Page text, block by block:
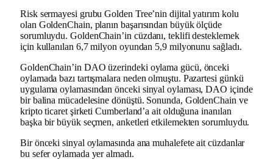
Risk sermayesi grubu Golden Tree’nin dijital yatırım kolu
olan GoldenChain, planın başarısından büyük ölçüde
sorumluydu. GoldenChain’in cüzdanı, teklifi desteklemek
için kullanılan 6,7 milyon oyundan 5,9 milyonunu sağladı.
GoldenChain’in DAO üzerindeki oylama gücü, önceki
oylamada bazı tartışmalara neden olmuştu. Pazartesi günkü
uygulama oylamasından önceki sinyal oylaması, DAO içinde
bir balina mücadelesine dönüştü. Sonunda, GoldenChain ve
kripto ticaret şirketi Cumberland’a ait olduğuna inanılan
başka bir büyük seçmen, anketleri etkilemekten sorumluydu.
Bir önceki sinyal oylamasında ana muhalefete ait cüzdanlar
bu sefer oylamada yer almadı.